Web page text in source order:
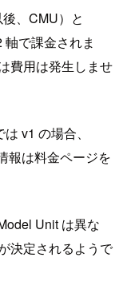
、CMU）と
で課金されま
費用は発生しませ
v1 の場合、
報は料金ページを
Unit は異な
決定されるようで